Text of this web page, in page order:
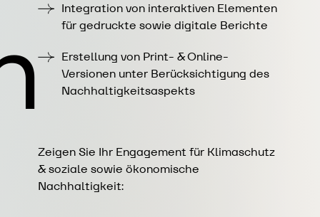
Integration von interaktiven Elementen
für gedruckte sowie digitale Berichte
Erstellung von Print- & Online-
Versionen unter Berücksichtigung des
Nachhaltigkeitsaspekts
Zeigen Sie Ihr Engagement für Klimaschutz
& soziale sowie ökonomische
Nachhaltigkeit: